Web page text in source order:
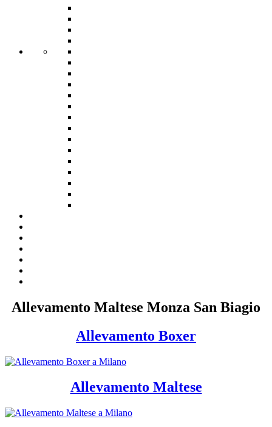
Allevamento Maltese Monza San Biagio
Allevamento Boxer
Allevamento Maltese